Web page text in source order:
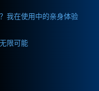
我在使用中的亲身体验
限可能